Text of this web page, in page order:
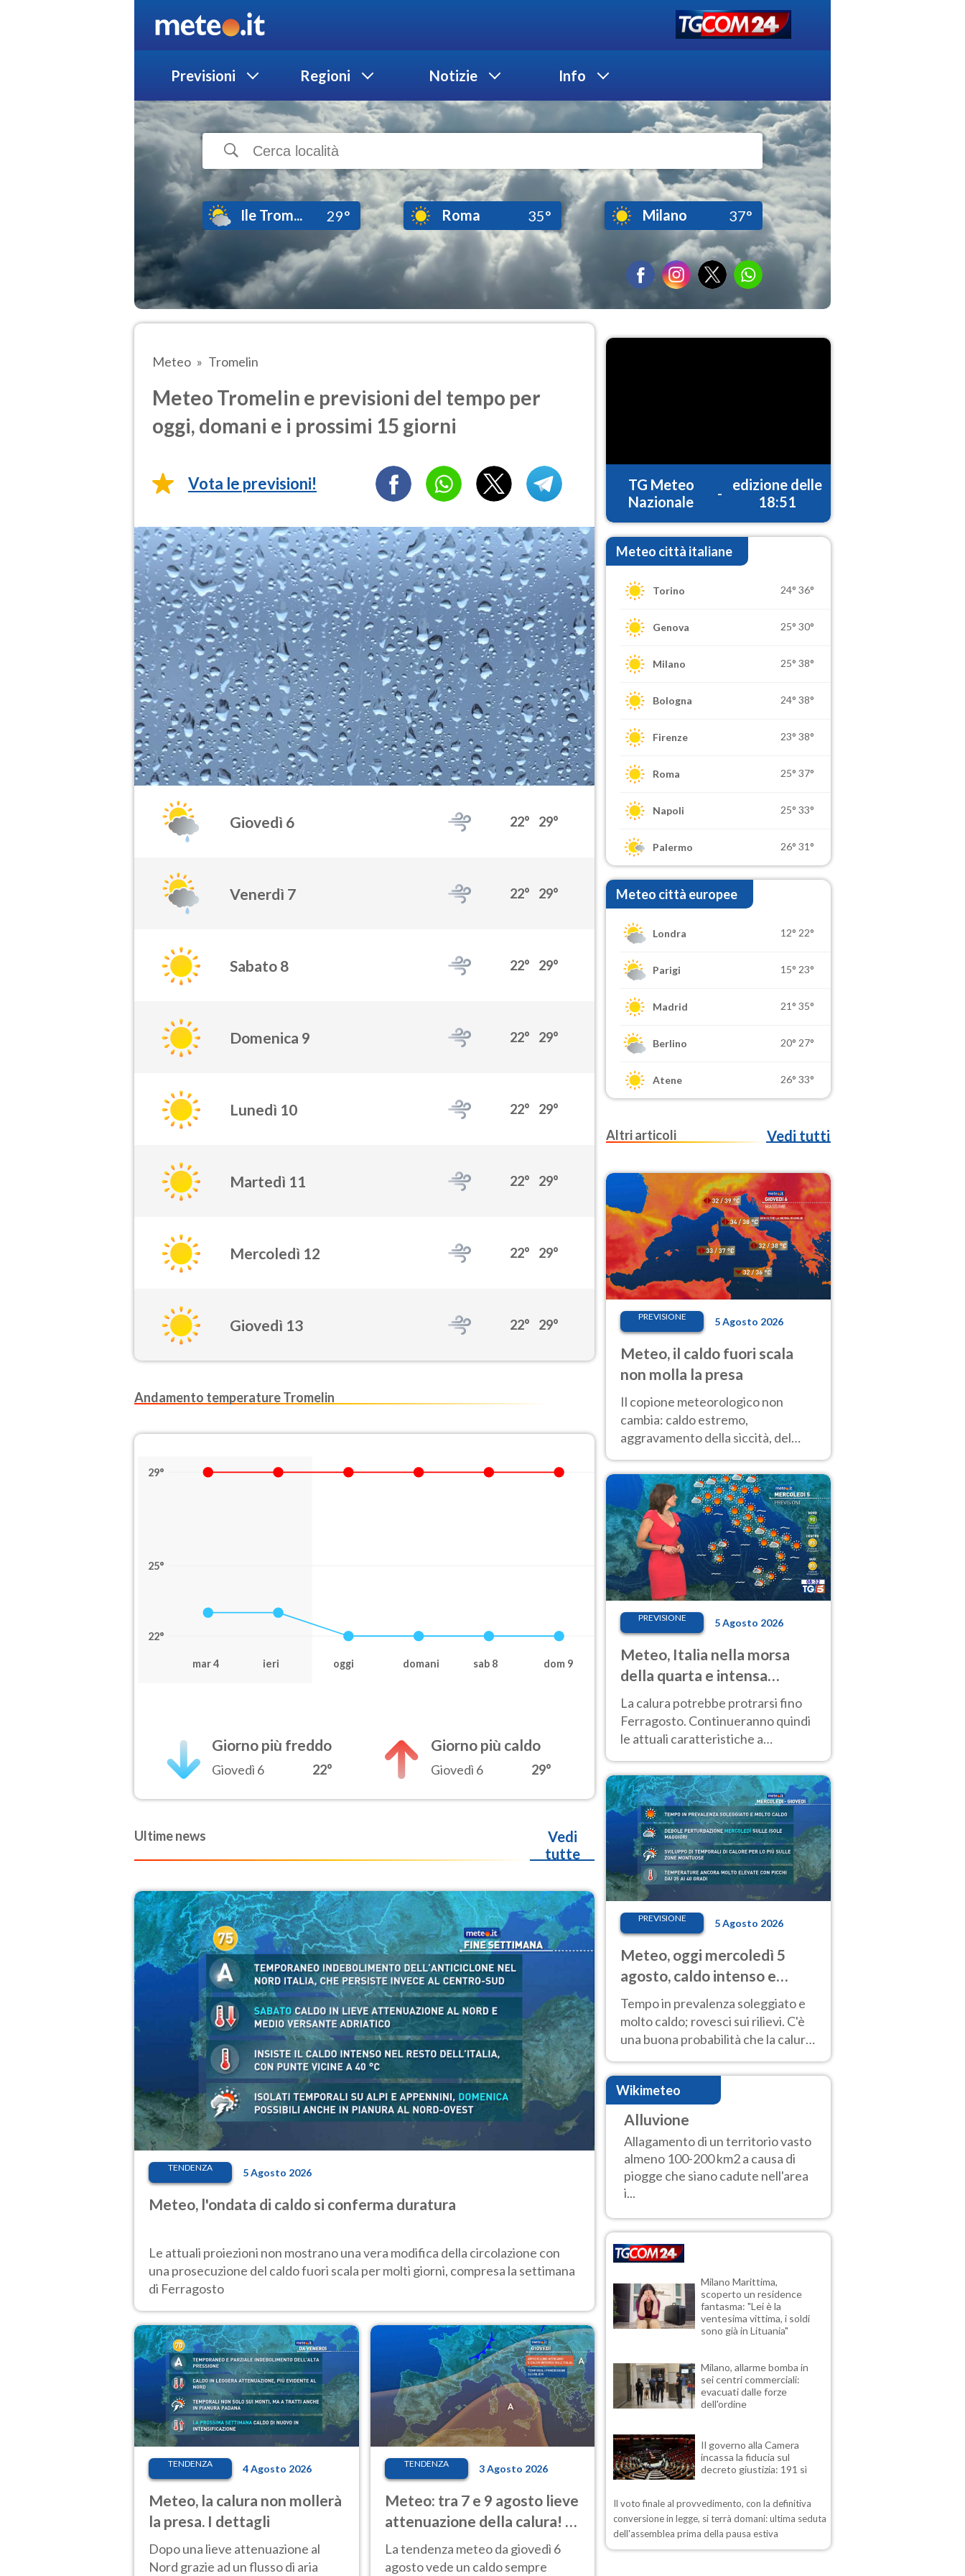
Previsioni Regioni Notizie Info
Ile Trom... 29° Roma 35° Milano 37°
Meteo Tromelin
Meteo Tromelin e previsioni del tempo per
oggi, domani e i prossimi 15 giorni
Vota le previsioni!
Giovedì 6 22° 29°
Venerdì 7 22° 29°
Sabato 8 22° 29°
Domenica 9 22° 29°
Lunedì 10 22° 29°
Martedì 11 22° 29°
Mercoledì 12 22° 29°
Giovedì 13 22° 29°
Andamento temperature Tromelin
29°
25°
22°
mar 4 ieri oggi domani sab 8 dom 9
Giorno più freddo
Giovedì 6 22°
Giorno più caldo
Giovedì 6 29°
Ultime news
Vedi
tutte
TENDENZA 5 Agosto 2026
Meteo, l'ondata di caldo si conferma duratura
Le attuali proiezioni non mostrano una vera modifica della circolazione con
una prosecuzione del caldo fuori scala per molti giorni, compresa la settimana
di Ferragosto
TENDENZA 4 Agosto 2026
Meteo, la calura non mollerà
la presa. I dettagli
Dopo una lieve attenuazione al
Nord grazie ad un flusso di aria
TENDENZA 3 Agosto 2026
Meteo: tra 7 e 9 agosto lieve
attenuazione della calura! Al
Nord rischio temporali
La tendenza meteo da giovedì 6
agosto vede un caldo sempre
TG Meteo
Nazionale
-
edizione delle
18:51
Meteo città italiane
Torino 24° 36°
Genova 25° 30°
Milano 25° 38°
Bologna 24° 38°
Firenze 23° 38°
Roma 25° 37°
Napoli 25° 33°
Palermo 26° 31°
Meteo città europee
Londra 12° 22°
Parigi 15° 23°
Madrid 21° 35°
Berlino 20° 27°
Atene 26° 33°
Altri articoli Vedi tutti
PREVISIONE 5 Agosto 2026
Meteo, il caldo fuori scala
non molla la presa
Il copione meteorologico non
cambia: caldo estremo,
aggravamento della siccità, del
calore. Nessun cambiamento fino
Ferragosto
PREVISIONE 5 Agosto 2026
Meteo, Italia nella morsa
della quarta e intensa
ondata di caldo
La calura potrebbe protrarsi fino
Ferragosto. Continueranno quindi
le attuali caratteristiche a
caldo estremo e temporali di calore
PREVISIONE 5 Agosto 2026
Meteo, oggi mercoledì 5
agosto, caldo intenso e
temporali
Tempo in prevalenza soleggiato e
molto caldo; rovesci sui rilievi. C'è
una buona probabilità che la calura
possa protrarsi fino almeno a
Ferragosto
Wikimeteo
Alluvione
Allagamento di un territorio vasto
almeno 100-200 km2 a causa di
piogge che siano cadute nell'area
i...
Milano Marittima,
scoperto un residence
fantasma: "Lei è la
ventesima vittima, i soldi
sono già in Lituania"
Milano, allarme bomba in
sei centri commerciali:
evacuati dalle forze
dell'ordine
Il governo alla Camera
incassa la fiducia sul
decreto giustizia: 191 sì
Il voto finale al provvedimento, con la definitiva
conversione in legge, si terrà domani: ultima seduta
dell'assemblea prima della pausa estiva